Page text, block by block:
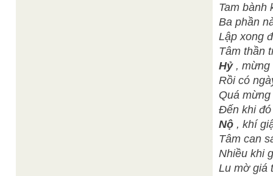
Tam bành
Ba phần
Lập xong
Tâm thần
Hỷ , mừng
Rồi có
Quá
Đến khi
Nộ , khí
Tâm can
Nhiều khi
Lu mờ giá